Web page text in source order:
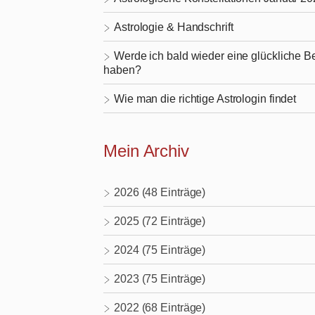
Astrologie & Handschrift
Werde ich bald wieder eine glückliche
haben?
Wie man die richtige Astrologin findet
Mein Archiv
2026 (48 Einträge)
2025 (72 Einträge)
2024 (75 Einträge)
2023 (75 Einträge)
2022 (68 Einträge)